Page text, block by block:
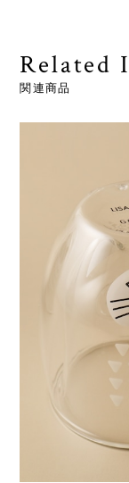
Related
関連商品